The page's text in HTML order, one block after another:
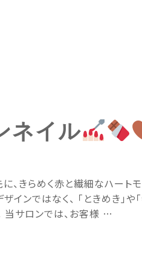
ネイル
、きらめく赤と繊細なハート
インではなく、 「ときめき」や
当サロンでは、お客様 …